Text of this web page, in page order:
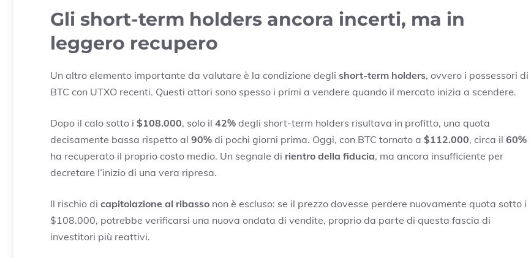
Gli short-term holders ancora incerti, ma in
leggero recupero
Un altro elemento importante da valutare è la condizione degli short-term holders, ovvero i possessori di
BTC con UTXO recenti. Questi attori sono spesso i primi a vendere quando il mercato inizia a scendere.
Dopo il calo sotto i $108.000, solo il 42% degli short-term holders risultava in profitto, una quota
decisamente bassa rispetto al 90% di pochi giorni prima. Oggi, con BTC tornato a $112.000, circa il 60%
ha recuperato il proprio costo medio. Un segnale di rientro della fiducia, ma ancora insufficiente per
decretare l’inizio di una vera ripresa.
Il rischio di capitolazione al ribasso non è escluso: se il prezzo dovesse perdere nuovamente quota sotto i
$108.000, potrebbe verificarsi una nuova ondata di vendite, proprio da parte di questa fascia di
investitori più reattivi.